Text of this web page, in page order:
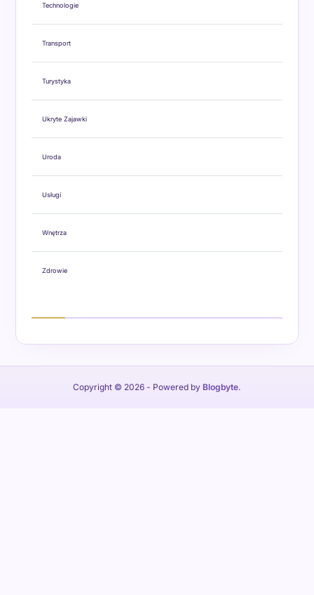
Technologie
Transport
Turystyka
Ukryte Zajawki
Uroda
Usługi
Wnętrza
Zdrowie
Copyright © 2026 - Powered by Blogbyte.